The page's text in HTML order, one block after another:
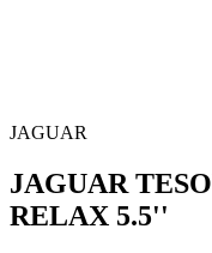
JAGUAR
JAGUAR
RELAX 5.5''